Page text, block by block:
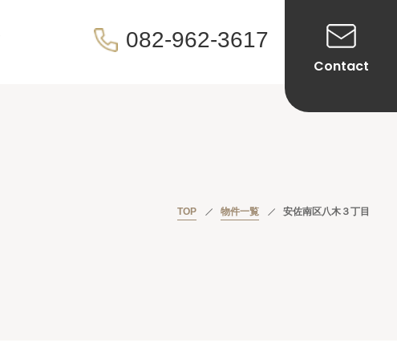
082-962-3617
Contact
TOP 物件一覧 安佐南区八木３丁目